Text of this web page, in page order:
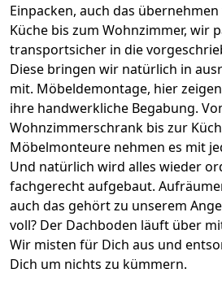
Einpacken, auch das
Küche bis zum Wohnzimmer, wir
transportsicher in die
Diese bringen wir natürlich in
mit. Möbeldemontage, hier
ihre handwerkliche Begabung.
Wohnzimmerschrank bis zur
Möbelmonteure nehmen es mit
Und natürlich wird alles wieder
fachgerecht aufgebaut.
auch das gehört zu unserem
voll? Der Dachboden läuft über
Wir misten für Dich aus und
Dich um nichts zu kümmern.